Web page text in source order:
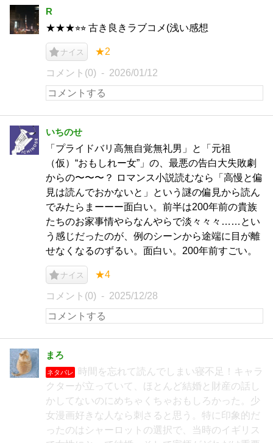
R
★★★⭐︎⭐︎ 古き良きラブコメ(浅い感想
ナイス ★2
コメント(0) 2026/01/12
いちのせ
「プライドバリ高無自覚無礼男」と「元祖
（仮）“おもしれー女”」の、最悪の告白大失敗劇
からの〜〜〜？ ロマンス小説読むなら「高慢と偏
見は読んでおかないと」という謎の偏見から読ん
でみたらまーーー面白い。前半は200年前の貴族
たちのお家事情やらなんやらで淡々々々……とい
う感じだったのが、例のシーンから途端に目が離
せなくなるのずるい。面白い。200年前すごい。
ナイス ★4
コメント(0) 2025/12/28
まろ
ネタバレ
時間を忘れて読んでしまい寝不足！キャラ
クターが立っていて、ほとんど結婚と財産の話し
かしてないのにめちゃくちゃおもしろかった。少
女漫画好きな人なら刺さると思う。特に印象的だ
ったのはシャーロットの選択で、当時のイギリス